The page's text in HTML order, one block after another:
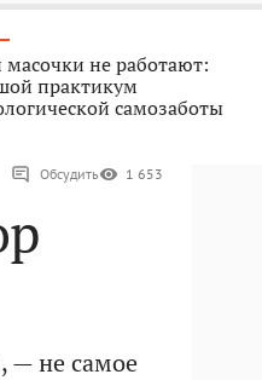
масочки не работают:
практикум
самозаботы
Обсудить 1 653
— не самое